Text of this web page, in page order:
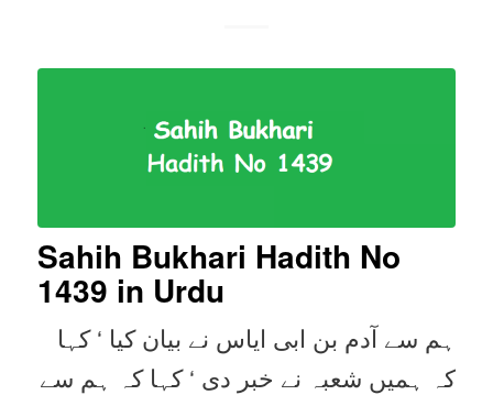
Sahih Bukhari Hadith No
1439 in Urdu
ہم سے آدم بن ابی ایاس نے بیان کیا ‘ کہا
کہ ہمیں شعبہ نے خبر دی ‘ کہا کہ ہم سے